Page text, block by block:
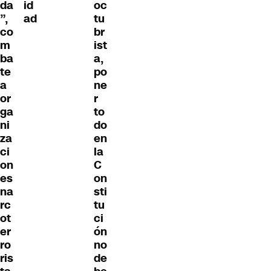
da
”,
co
m
ba
te
a
or
ga
ni
za
ci
on
es
na
rc
ot
er
ro
ris
id
ad
oc
tu
br
ist
a,
po
ne
r
to
do
en
la
C
on
sti
tu
ci
ón
no
de